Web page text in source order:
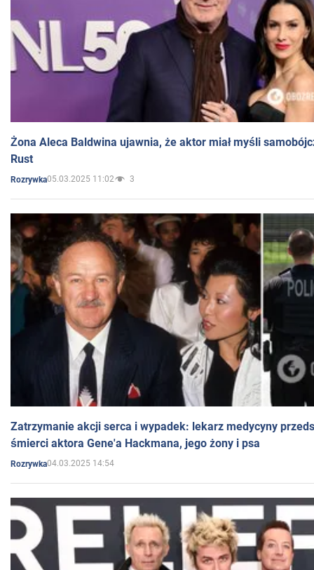
Żona Aleca Baldwina ujawnia, że aktor miał myśli
Rust
Rozrywka05.03.2025 11:02 3
Zatrzymanie akcji serca i wypadek: lekarz medycyny
śmierci aktora Gene'a Hackmana, jego żony i psa
Rozrywka04.03.2025 14:54